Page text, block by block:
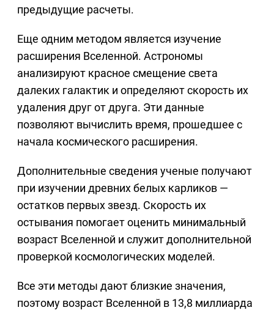
предыдущие расчеты.
Еще одним методом является изучение
расширения Вселенной. Астрономы
анализируют красное смещение света
далеких галактик и определяют скорость их
удаления друг от друга. Эти данные
позволяют вычислить время, прошедшее с
начала космического расширения.
Дополнительные сведения ученые получают
при изучении древних белых карликов —
остатков первых звезд. Скорость их
остывания помогает оценить минимальный
возраст Вселенной и служит дополнительной
проверкой космологических моделей.
Все эти методы дают близкие значения,
поэтому возраст Вселенной в 13,8 миллиарда